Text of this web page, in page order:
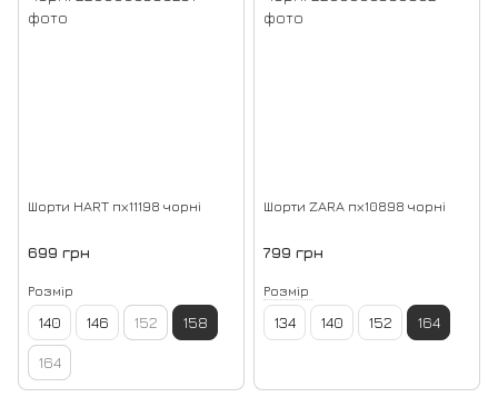
Шорти HART пх11198 чорні
699 грн
Розмір
140 146 152 158
164
Шорти ZARA пх10898 чорні
799 грн
Розмір
134 140 152 164